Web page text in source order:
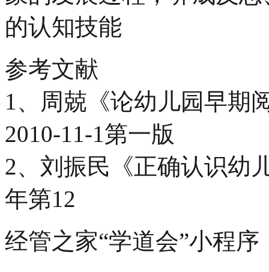
的认知技能
参考文献
1、周兢《论幼儿园早期
2010-11-1第一版
2、刘振民《正确认识幼
年第12
经管之家“学道会”小程序